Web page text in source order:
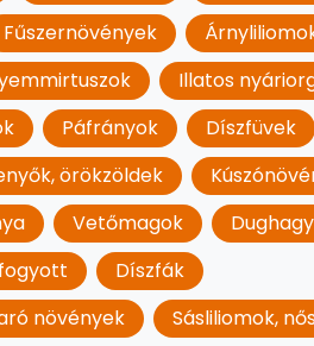
Fűszernövények
Illatos
Páfrányok
Díszfüvek
örökzöldek
Vetőmagok
Díszfák
növények Sásliliomok,